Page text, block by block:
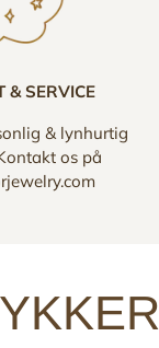
& SERVICE
& lynhurtig
os på